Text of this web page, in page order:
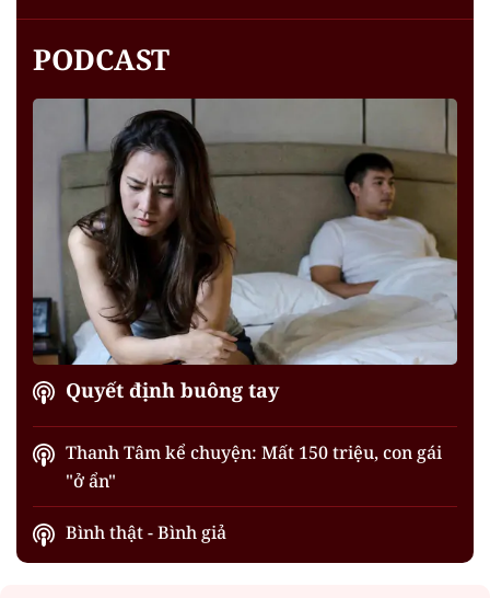
PODCAST
Quyết định buông tay
Thanh Tâm kể chuyện: Mất 150 triệu, con gái
"ở ẩn"
Bình thật - Bình giả